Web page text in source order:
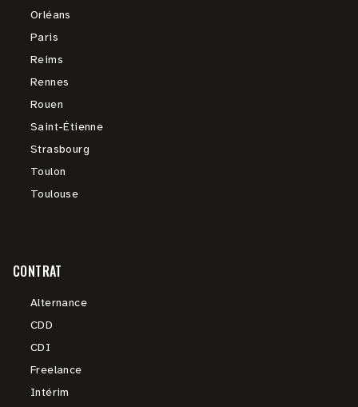
Orléans
Paris
Reims
Rennes
Rouen
Saint-Étienne
Strasbourg
Toulon
Toulouse
CONTRAT
Alternance
CDD
CDI
Freelance
Intérim